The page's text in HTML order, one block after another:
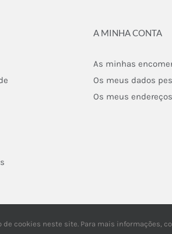
A MINHA CONTA
As minhas
Os meus dados
Os meus endereços
| Todos os direitos reservados | Powered by
cookies neste site. Para mais informações,